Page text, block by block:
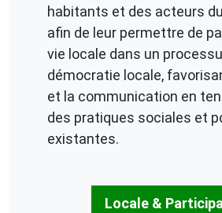
habitants et des acteurs
afin de leur permettre de
vie locale dans un
démocratie locale,
et la communication en
des pratiques sociales et
existantes.
Locale &